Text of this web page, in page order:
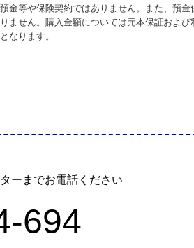
等や保険契約ではありません。また、預
せん。購入金額については元本保証および
なります。
ーまでお電話ください
694